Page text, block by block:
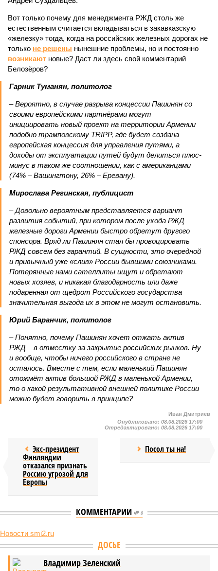
Вот только почему для менеджмента РЖД столь же
естественным считается вкладываться в закавказскую
«железку» тогда, когда на российских железных дорогах не
только не решены нынешние проблемы, но и постоянно
возникают новые? Даст ли здесь свой комментарий
Белозёров?
Гарник Туманян, политолог
– Вероятно, в случае разрыва концессии Пашинян со
своими европейскими партнёрами могут
инициировать новый проект на территории Армении
подобно трамповскому TRIPP, где будет создана
европейская концессия для управления путями, а
доходы от эксплуатации путей будут делиться плюс-
минус в таком же соотношении, как с американцами
(74% – Вашингтону, 26% – Еревану).
Мирослава Регинская, публицист
– Довольно вероятным представляется вариант
развития событий, при котором после ухода РЖД
железные дороги Армении быстро обретут другого
спонсора. Вряд ли Пашинян стал бы провоцировать
РЖД совсем без гарантий. В сущности, это очередной
и привычный уже «слив» России бывшими союзниками.
Потерянные нами сателлиты ищут и обретают
новых хозяев, и никакая благодарность или даже
подаренная от щедрот Российского государства
значительная выгода их в этом не могут остановить.
Юрий Баранчик, политолог
– Понятно, почему Пашинян хочет отжать актив
РЖД – в отместку за закрытие российских рынков. Ну
и вообще, чтобы ничего российского в стране не
осталось. Вместе с тем, если маленький Пашинян
отожмёт актив большой РЖД в маленькой Армении,
то о какой результативной внешней политике России
можно будет говорить в принципе?
Иван Дмитриев
Опубликовано: 08.08.2026 17:00
Отредактировано: 08.08.2026 17:00
Экс-президент
Финляндии
отказался признать
Россию угрозой для
Европы
Посол ты на!
КОММЕНТАРИИ 0
Новости smi2.ru
ДОСЬЕ
Владимир Зеленский